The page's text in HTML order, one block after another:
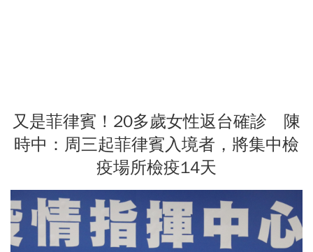
又是菲律賓！20多歲女性返台確診 陳
時中：周三起菲律賓入境者，將集中檢
疫場所檢疫14天